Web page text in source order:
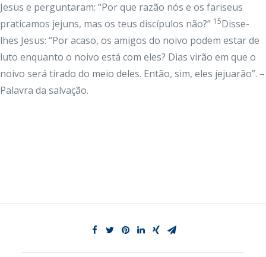
Jesus e perguntaram: “Por que razão nós e os fariseus
praticamos jejuns, mas os teus discípulos não?” 15Disse-
lhes Jesus: “Por acaso, os amigos do noivo podem estar de
luto enquanto o noivo está com eles? Dias virão em que o
noivo será tirado do meio deles. Então, sim, eles jejuarão”. –
Palavra da salvação.